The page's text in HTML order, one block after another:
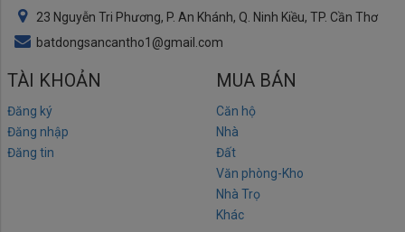
23 Nguyễn Tri Phương, P. An Khánh, Q. Ninh Kiều, TP. Cần Thơ
batdongsancantho1@gmail.com
TÀI KHOẢN
Đăng ký
Đăng nhập
Đăng tin
MUA BÁN
Căn hộ
Nhà
Đất
Văn phòng-Kho
Nhà Trọ
Khác